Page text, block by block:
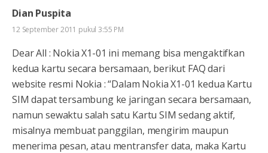
Dian Puspita
12 September 2011 pukul 3:55 PM
Dear All : Nokia X1-01 ini memang bisa mengaktifkan
kedua kartu secara bersamaan, berikut FAQ dari
website resmi Nokia : “Dalam Nokia X1-01 kedua Kartu
SIM dapat tersambung ke jaringan secara bersamaan,
namun sewaktu salah satu Kartu SIM sedang aktif,
misalnya membuat panggilan, mengirim maupun
menerima pesan, atau mentransfer data, maka Kartu